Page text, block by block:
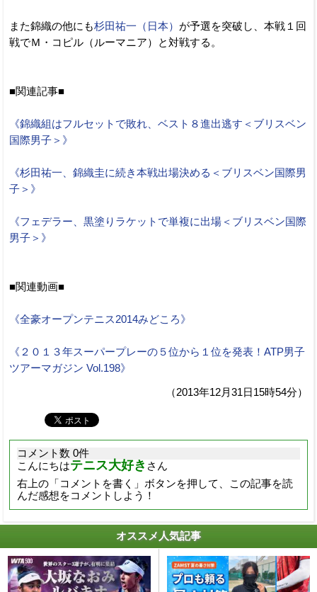
また錦織の他にも杉田祐一（日本） が予選を突破し、本戦１回
戦でＭ・コピル（ルーマニア）と対戦する。
■関連記事■
《錦織組はフルセットで敗れ、ベスト８進出逃す＜ブリスベン
国際男子＞》
《杉田祐一、錦織圭に続き本戦出場決める＜ブリスベン国際男
子＞》
《フェデラー、黒塗りラケットで単複に出場＜ブリスベン国際
男子＞》
■関連動画■
《全豪オープンテニス2014みどころ》
《２０１３年スーパープレーの５位から１位を発表！ATP男子
ツアーマガジン Vol.198》
（2013年12月31日15時54分）
コメント数 0件
こんにちはテニス大好き さん
右上の「コメントを書く」ボタンを押して、この記事を読
んだ感想をコメントしよう！
オススメ人気記事